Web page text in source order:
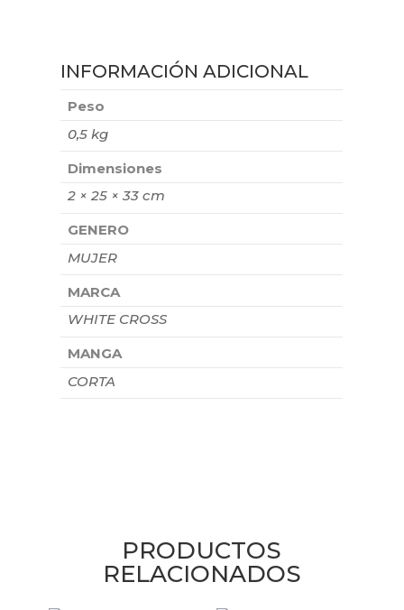
INFORMACIÓN ADICIONAL
Peso
0,5 kg
Dimensiones
2 × 25 × 33 cm
GENERO
MUJER
MARCA
WHITE CROSS
MANGA
CORTA
PRODUCTOS
RELACIONADOS